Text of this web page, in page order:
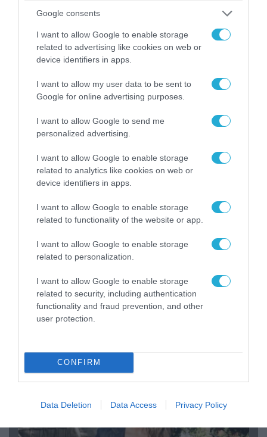
Google consents
I want to allow Google to enable storage
related to advertising like cookies on web or
device identifiers in apps.
I want to allow my user data to be sent to
Google for online advertising purposes.
I want to allow Google to send me
personalized advertising.
I want to allow Google to enable storage
related to analytics like cookies on web or
device identifiers in apps.
I want to allow Google to enable storage
related to functionality of the website or app.
I want to allow Google to enable storage
related to personalization.
I want to allow Google to enable storage
related to security, including authentication
functionality and fraud prevention, and other
user protection.
CONFIRM
Data Deletion Data Access Privacy Policy
04.08.2026 | 13:02
Η ανακοίνωση του Πανελλήνιου Σωματείου
Πυροσβεστών για την δημοσιογράφο του OPEN
που γέλασε στη φωτιά
O διευθυντής του OPEN προσπαθεί να τα